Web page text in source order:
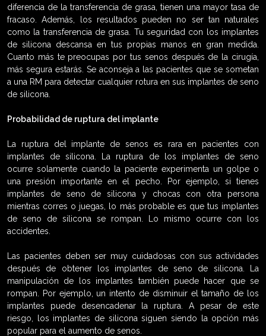
diferencia de la transferencia de grasa, tienen una mayor tasa de
fracaso. Además, los resultados pueden no ser tan naturales
como la transferencia de grasa. Tu seguridad con los implantes
de silicona descansa en tus propias manos en gran medida.
Cuanto más te preocupas por tus senos después de la cirugía,
más segura estarás. Se aconseja a las pacientes que se sometan
a una RM para detectar cualquier rotura en sus implantes de seno
de silicona.
Probabilidad de ruptura del implante
La ruptura del implante de senos es rara en pacientes con
implantes de silicona. La ruptura de los implantes de seno
ocurre solamente cuando la paciente experimenta un golpe o
una presión importante en el pecho. Por ejemplo, si tienes
implantes de seno de silicona y chocas con otra persona
mientras corres o juegas, lo más probable es que tus implantes
de seno de silicona se rompan. Lo mismo ocurre con los
accidentes.
Las pacientes deben ser muy cuidadosas con sus actividades
después de obtener los implantes de seno de silicona. La
manipulación de los implantes también puede hacer que se
rompan. Por ejemplo, un intento de disminuir el tamaño de los
implantes puede desencadenar la ruptura. A pesar de este
riesgo, los implantes de silicona siguen siendo la opción más
popular para el aumento de senos.